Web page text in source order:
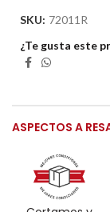
SKU: 72011R
¿Te gusta este
ASPECTOS A